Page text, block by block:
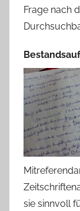
Frage nach
sie sinnvoll